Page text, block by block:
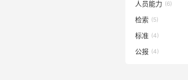
人员能力 (6)
检索 (5)
标准 (4)
公报 (4)